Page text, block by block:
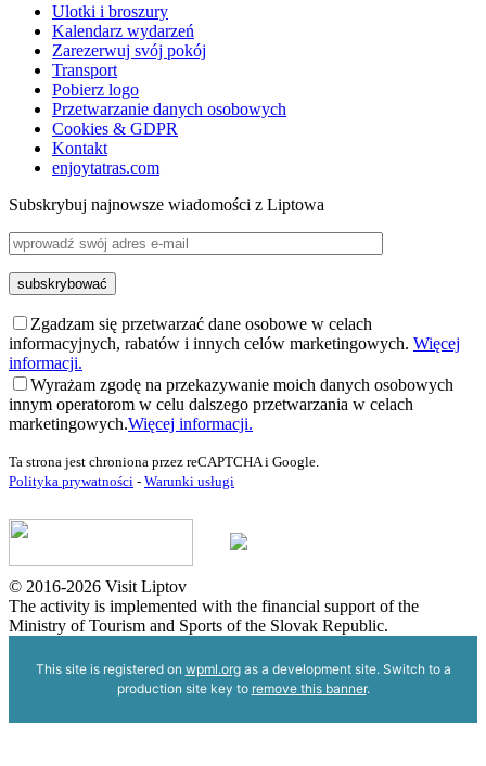
Ulotki i broszury
Kalendarz wydarzeń
Zarezerwuj svój pokój
Transport
Pobierz logo
Przetwarzanie danych osobowych
Cookies & GDPR
Kontakt
enjoytatras.com
Subskrybuj najnowsze wiadomości z Liptowa
Zgadzam się przetwarzać dane osobowe w celach
informacyjnych, rabatów i innych celów marketingowych. Więcej
informacji.
Wyrażam zgodę na przekazywanie moich danych osobowych
innym operatorom w celu dalszego przetwarzania w celach
marketingowych.Więcej informacji.
Ta strona jest chroniona przez reCAPTCHA i Google.
Polityka prywatności - Warunki usługi
© 2016-2026 Visit Liptov
The activity is implemented with the financial support of the
Ministry of Tourism and Sports of the Slovak Republic.
This site is registered on wpml.orgas a development site. Switch to a
production site key to remove this banner.